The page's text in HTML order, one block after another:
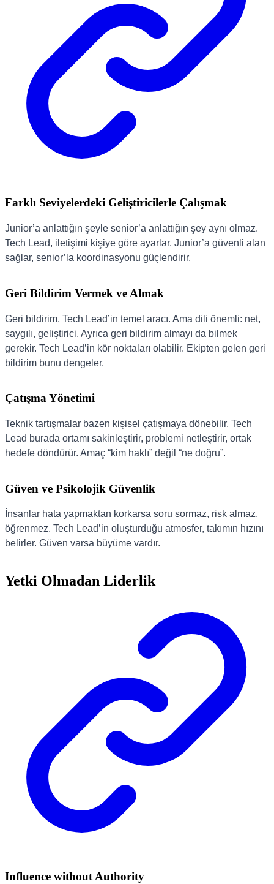
Farklı Seviyelerdeki Geliştiricilerle Çalışmak
Junior’a anlattığın şeyle senior’a anlattığın şey aynı olmaz.
Tech Lead, iletişimi kişiye göre ayarlar. Junior’a güvenli alan
sağlar, senior’la koordinasyonu güçlendirir.
Geri Bildirim Vermek ve Almak
Geri bildirim, Tech Lead’in temel aracı. Ama dili önemli: net,
saygılı, geliştirici. Ayrıca geri bildirim almayı da bilmek
gerekir. Tech Lead’in kör noktaları olabilir. Ekipten gelen geri
bildirim bunu dengeler.
Çatışma Yönetimi
Teknik tartışmalar bazen kişisel çatışmaya dönebilir. Tech
Lead burada ortamı sakinleştirir, problemi netleştirir, ortak
hedefe döndürür. Amaç “kim haklı” değil “ne doğru”.
Güven ve Psikolojik Güvenlik
İnsanlar hata yapmaktan korkarsa soru sormaz, risk almaz,
öğrenmez. Tech Lead’in oluşturduğu atmosfer, takımın hızını
belirler. Güven varsa büyüme vardır.
Yetki Olmadan Liderlik
Influence without Authority